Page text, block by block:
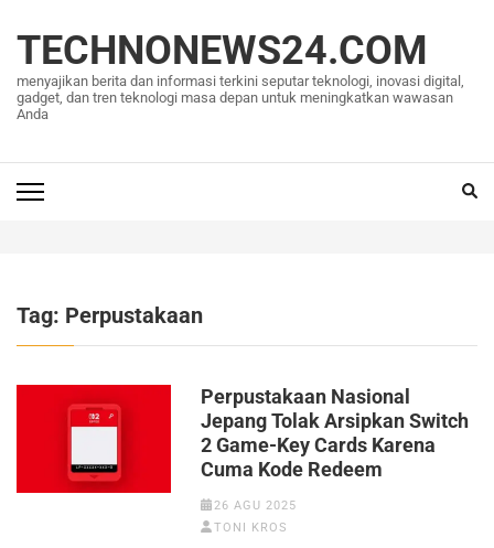
konten
(Tekan
Enter)
TECHNONEWS24.COM
menyajikan berita dan informasi terkini seputar teknologi, inovasi digital,
gadget, dan tren teknologi masa depan untuk meningkatkan wawasan
Anda
Tag: Perpustakaan
Perpustakaan Nasional
Jepang Tolak Arsipkan Switch
2 Game-Key Cards Karena
Cuma Kode Redeem
26 AGU 2025
TONI KROS